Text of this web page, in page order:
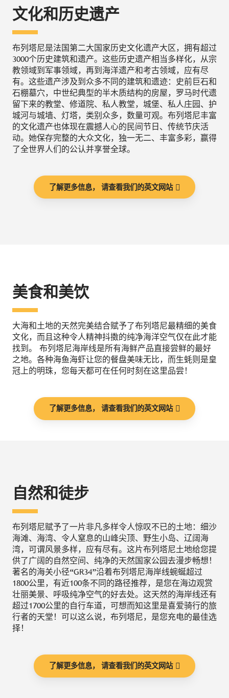
文化和历史遗产
布列塔尼是法国第二大国家历史文化遗产大区，拥有超过
3000个历史建筑和遗产。这些历史遗产相当多样化，从宗
教领域到军事领域，再到海洋遗产和考古领域，应有尽
有。这些遗产涉及到众多不同的建筑和遗迹：史前巨石和
石棚墓穴，中世纪典型的半木质结构的房屋，罗马时代遗
留下来的教堂、修道院、私人教堂，城堡、私人庄园、护
城河与城墙、灯塔，类别众多，数量可观。布列塔尼丰富
的文化遗产也体现在震撼人心的民间节日、传统节庆活
动。她保存完整的大众文化，独一无二、丰富多彩，赢得
了全世界人们的公认并享誉全球。
了解更多信息， 请查看我们的英文网站
美食和美饮
大海和土地的天然完美结合赋予了布列塔尼最精细的美食
文化，而且这种令人精神抖擞的纯净海洋空气仅在此才能
找到。 布列塔尼海岸线是所有海鲜产品直接尝鲜的最好
之地。各种海鱼海虾让您的餐盘美味无比，而生蚝则是皇
冠上的明珠，您每天都可在任何时刻在这里品尝！
了解更多信息， 请查看我们的英文网站
自然和徒步
布列塔尼赋予了一片非凡多样令人惊叹不已的土地：细沙
海滩、海湾、令人窒息的山峰尖顶、野生小岛、辽阔海
湾，可谓风景多样，应有尽有。这片布列塔尼土地给您提
供了广阔的自然空间、纯净的天然国家公园去漫步畅想！
著名的海关小径“GR34”沿着布列塔尼海岸线蜿蜒超过
1800公里，有近100条不同的路径推荐，是您在海边观赏
壮丽美景、呼吸纯净空气的好去处。这天然的海岸线还有
超过1700公里的自行车道，可想而知这里是喜爱骑行的旅
行者的天堂！可以这么说，布列塔尼，是您充电的最佳选
择！
了解更多信息， 请查看我们的英文网站